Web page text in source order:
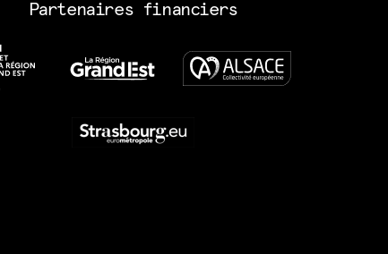
Partenaires financiers